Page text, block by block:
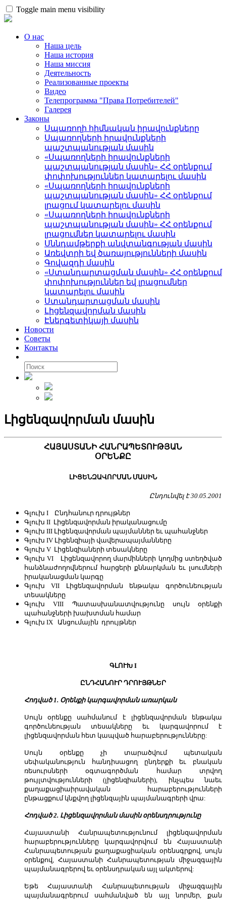
Toggle main menu visibility
О нас
Наша цель
Наша история
Наша миссия
Деятельность
Реализованные проекты
Видео
Телепрограмма "Права Потребителей"
Галерея
Законы
Սպառողի հիմնական իրավունքները
Սպառողների իրավունքների
պաշտպանության մասին
«Սպառողների իրավունքների
պաշտպանության մասին» ՀՀ օրենքում
փոփոխություններ կատարելու մասին
«Սպառողների իրավունքների
պաշտպանության մասին» ՀՀ օրենքում
լրացում կատարելու մասին
«Սպառողների իրավունքների
պաշտպանության մասին» ՀՀ օրենքում
լրացումներ կատարելու մասին
Սննդամթերքի անվտանգության մասին
Առեվտրի եվ ծառայությունների մասին
Գովազդի մասին
«Ստանդարտացման մասին» ՀՀ օրենքում
փոփոխություններ եվ լրացումներ
կատարելու մասին
Ստանդարտացման մասին
Լիցենզավորման մասին
Էներգետիկայի մասին
Новости
Советы
Контакты
Լիցենզավորման մասին
ՀԱՅԱՍՏԱՆԻ ՀԱՆՐԱՊԵՏՈՒԹՅԱՆ
ՕՐԵՆՔԸ
ԼԻՑԵՆԶԱՎՈՐՄԱՆ ՄԱՍԻՆ
Ընդունվել է 30.05.2001
Գլուխ I Ընդհանուր դրույթներ
Գլուխ II Լիցենզավորման իրականացումը
Գլուխ III Լիցենզավորման պայմաններ եւ պահանջներ
Գլուխ IV Լիցենզիայի վավերապայմանները
Գլուխ V Լիցենզիաների տեսակները
Գլուխ VI Լիցենզավորող մարմինների կողմից ստեղծված
հանձնաժողովներում հարցերի քննարկման եւ լսումների
իրականացման կարգը
Գլուխ VII Լիցենզավորման ենթակա գործունեության
տեսակները
Գլուխ VIII Պատասխանատվությունը սույն օրենքի
պահանջների խախտման համար
Գլուխ IX Անցումային դրույթներ
ԳԼՈՒԽ I
ԸՆԴՀԱՆՈՒՐ ԴՐՈՒՅԹՆԵՐ
Հոդված 1. Օրենքի կարգավորման առարկան
Սույն օրենքը սահմանում է լիցենզավորման ենթակա
գործունեության տեսակները եւ կարգավորում է
լիցենզավորման հետ կապված հարաբերությունները:
Սույն օրենքը չի տարածվում պետական
սեփականություն հանդիսացող ընդերքի եւ բնական
ռեսուրսների օգտագործման համար տրվող
թույլտվությունների (լիցենզիաների), ինչպես նաեւ
քաղաքացիաիրավական հարաբերությունների
ընթացքում կնքվող լիցենզային պայմանագրերի վրա:
Հոդված 2. Լիցենզավորման մասին օրենսդրությունը
Հայաստանի Հանրապետությունում լիցենզավորման
հարաբերությունները կարգավորվում են Հայաստանի
Հանրապետության քաղաքացիական օրենսգրքով, սույն
օրենքով, Հայաստանի Հանրապետության միջազգային
պայմանագրերով եւ օրենսդրական այլ ակտերով:
Եթե Հայաստանի Հանրապետության միջազգային
պայմանագրերում սահմանված են այլ նորմեր, քան